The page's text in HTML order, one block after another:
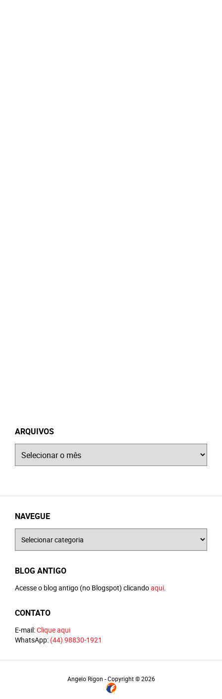
ARQUIVOS
NAVEGUE
BLOG ANTIGO
Acesse o blog antigo (no Blogspot) clicandoaqui.
CONTATO
E-mail:Clique aqui
WhatsApp: (44) 98830-1921
Angelo Rigon - Copyright © 2026